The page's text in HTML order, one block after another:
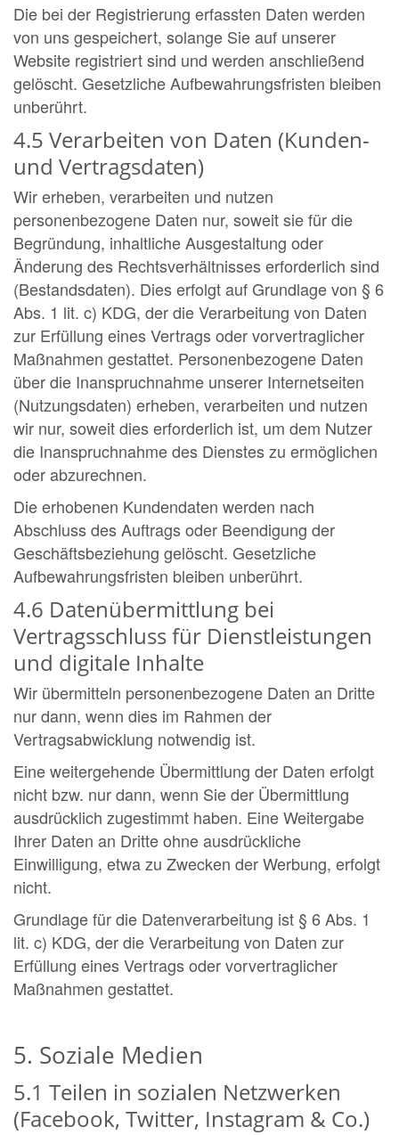
Die bei der Registrierung erfassten Daten werden
von uns gespeichert, solange Sie auf unserer
Website registriert sind und werden anschließend
gelöscht. Gesetzliche Aufbewahrungsfristen bleiben
unberührt.
4.5 Verarbeiten von Daten (Kunden-
und Vertragsdaten)
Wir erheben, verarbeiten und nutzen
personenbezogene Daten nur, soweit sie für die
Begründung, inhaltliche Ausgestaltung oder
Änderung des Rechtsverhältnisses erforderlich sind
(Bestandsdaten). Dies erfolgt auf Grundlage von § 6
Abs. 1 lit. c) KDG, der die Verarbeitung von Daten
zur Erfüllung eines Vertrags oder vorvertraglicher
Maßnahmen gestattet. Personenbezogene Daten
über die Inanspruchnahme unserer Internetseiten
(Nutzungsdaten) erheben, verarbeiten und nutzen
wir nur, soweit dies erforderlich ist, um dem Nutzer
die Inanspruchnahme des Dienstes zu ermöglichen
oder abzurechnen.
Die erhobenen Kundendaten werden nach
Abschluss des Auftrags oder Beendigung der
Geschäftsbeziehung gelöscht. Gesetzliche
Aufbewahrungsfristen bleiben unberührt.
4.6 Datenübermittlung bei
Vertragsschluss für Dienstleistungen
und digitale Inhalte
Wir übermitteln personenbezogene Daten an Dritte
nur dann, wenn dies im Rahmen der
Vertragsabwicklung notwendig ist.
Eine weitergehende Übermittlung der Daten erfolgt
nicht bzw. nur dann, wenn Sie der Übermittlung
ausdrücklich zugestimmt haben. Eine Weitergabe
Ihrer Daten an Dritte ohne ausdrückliche
Einwilligung, etwa zu Zwecken der Werbung, erfolgt
nicht.
Grundlage für die Datenverarbeitung ist § 6 Abs. 1
lit. c) KDG, der die Verarbeitung von Daten zur
Erfüllung eines Vertrags oder vorvertraglicher
Maßnahmen gestattet.
5. Soziale Medien
5.1 Teilen in sozialen Netzwerken
(Facebook, Twitter, Instagram & Co.)